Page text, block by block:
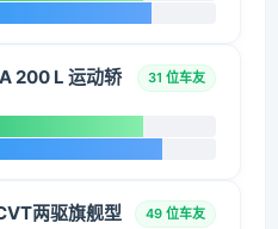
200 L 运动轿
31 位车友
两驱旗舰型 49 位车友